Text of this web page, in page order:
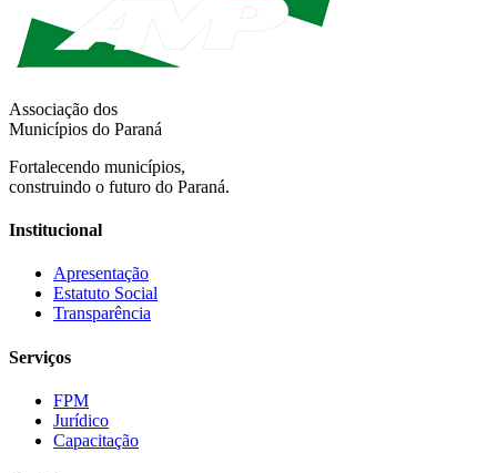
Associação dos
Municípios do Paraná
Fortalecendo municípios,
construindo o futuro do Paraná.
Institucional
Apresentação
Estatuto Social
Transparência
Serviços
FPM
Jurídico
Capacitação